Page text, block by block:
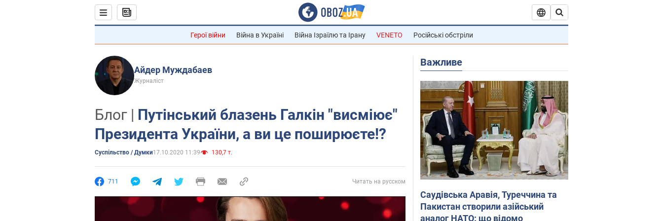
Герої війни Війна в Україні Війна Ізраїлю та Ірану VENETO Російські обстріли
Айдер Муждабаев
Журналіст
Блог | Путінський блазень Галкін "висміює"
Президента України, а ви це поширюєте!?
Суспільство / Думки17.10.2020 11:39 130,7 т.
711 Читать на русском
Важливе
Саудівська Аравія, Туреччина та
Пакистан створили азійський
аналог НАТО: що відомо